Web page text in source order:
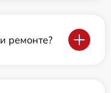
ремонте?